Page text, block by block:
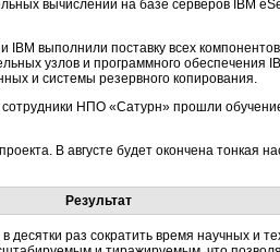
вычислений на базе серверов IBM
выполнили поставку всех
узлов и программного обеспечения
и системы резервного копирования.
сотрудники НПО «Сатурн» прошли
В августе будет окончена тонкая
Результат
раз сократить время научных и